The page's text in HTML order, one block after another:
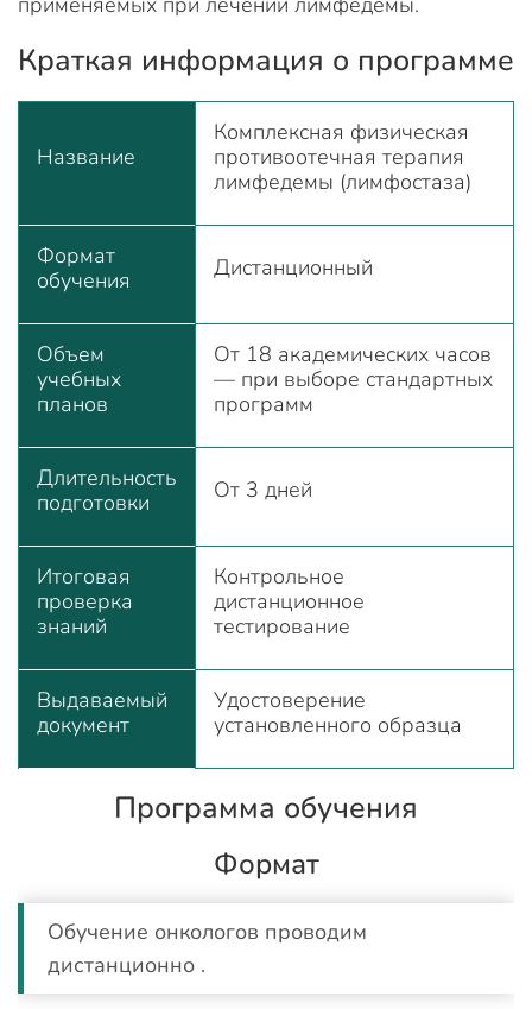
Краткая информация о программе
Название
Комплексная физическая
противоотечная терапия
лимфедемы (лимфостаза)
Формат
обучения
Дистанционный
Объем
учебных
планов
От 18 академических часов
— при выборе стандартных
программ
Длительность
подготовки
От 3 дней
Итоговая
проверка
знаний
Контрольное
дистанционное
тестирование
Выдаваемый
документ
Удостоверение
установленного образца
Программа обучения
Формат
Обучение онкологов проводим
дистанционно .